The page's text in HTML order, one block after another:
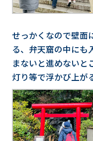
せっかくなので壁面
る、弁天窟の中にも
まないと進めないと
灯り等で浮かび上が